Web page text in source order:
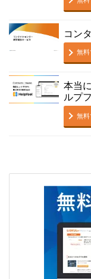
コン
無料
本当
ルプ
無料